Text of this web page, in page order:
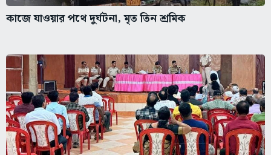
কাজে যাওয়ার পথে দুর্ঘটনা, মৃত তিন শ্রমিক